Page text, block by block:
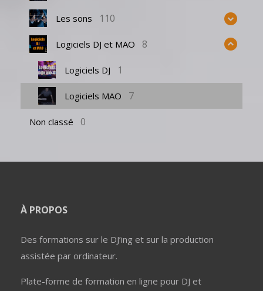
Les sons 110
Logiciels DJ et MAO 8
Logiciels DJ 1
Logiciels MAO 7
Non classé 0
À PROPOS
Des formations sur le DJ’ing et sur la production
assistée par ordinateur.
Plate-forme de formation en ligne pour DJ et